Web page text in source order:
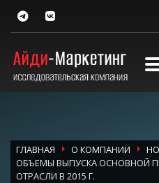
ГЛАВНАЯ О КОМПАНИИ
ОБЪЕМЫ ВЫПУСКА ОСНОВНОЙ
ОТРАСЛИ В 2015 Г.